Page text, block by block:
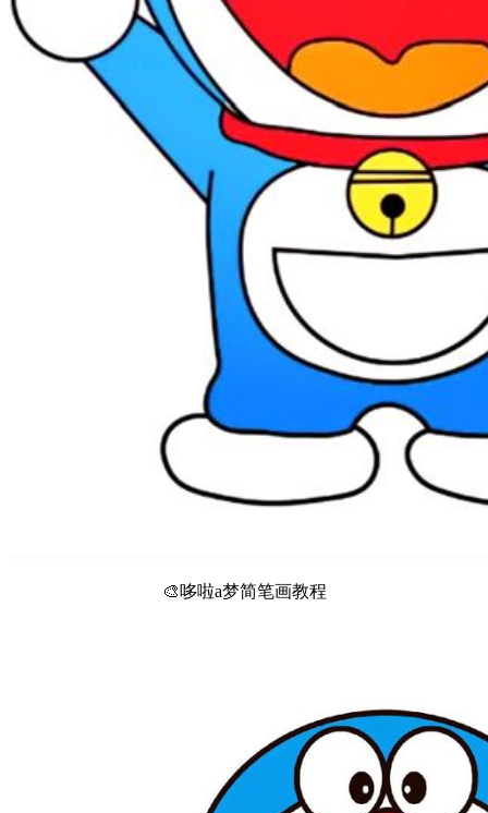
🎨哆啦a梦简笔画教程